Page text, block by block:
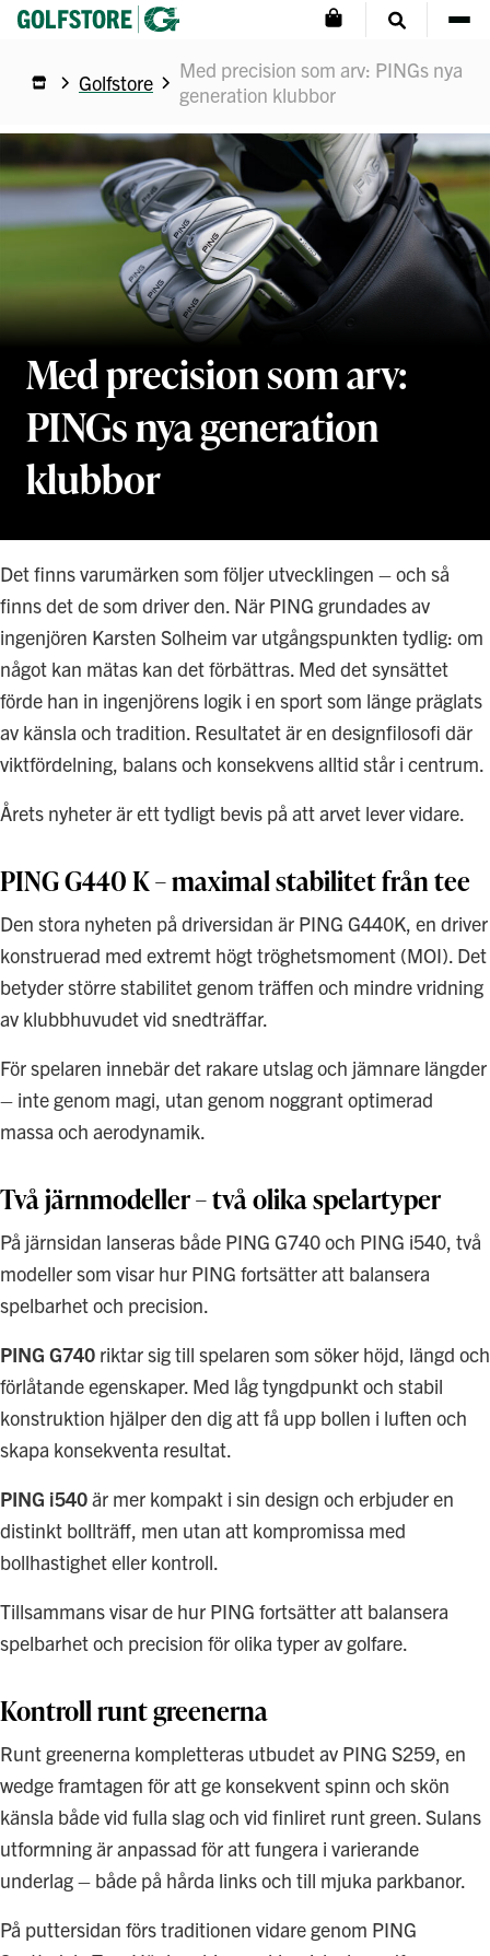
Golfstore
Med precision som arv: PINGs nya
generation klubbor
Med precision som arv:
PINGs nya generation
klubbor
Det finns varumärken som följer utvecklingen – och så
finns det de som driver den. När PING grundades av
ingenjören Karsten Solheim var utgångspunkten tydlig: om
något kan mätas kan det förbättras. Med det synsättet
förde han in ingenjörens logik i en sport som länge präglats
av känsla och tradition. Resultatet är en designfilosofi där
viktfördelning, balans och konsekvens alltid står i centrum.
Årets nyheter är ett tydligt bevis på att arvet lever vidare.
PING G440 K – maximal stabilitet från tee
Den stora nyheten på driversidan är PING G440K, en driver
konstruerad med extremt högt tröghetsmoment (MOI). Det
betyder större stabilitet genom träffen och mindre vridning
av klubbhuvudet vid snedträffar.
För spelaren innebär det rakare utslag och jämnare längder
– inte genom magi, utan genom noggrant optimerad
massa och aerodynamik.
Två järnmodeller – två olika spelartyper
På järnsidan lanseras både PING G740 och PING i540, två
modeller som visar hur PING fortsätter att balansera
spelbarhet och precision.
PING G740 riktar sig till spelaren som söker höjd, längd och
förlåtande egenskaper. Med låg tyngdpunkt och stabil
konstruktion hjälper den dig att få upp bollen i luften och
skapa konsekventa resultat.
PING i540är mer kompakt i sin design och erbjuder en
distinkt bollträff, men utan att kompromissa med
bollhastighet eller kontroll.
Tillsammans visar de hur PING fortsätter att balansera
spelbarhet och precision för olika typer av golfare.
Kontroll runt greenerna
Runt greenerna kompletteras utbudet av PING S259, en
wedge framtagen för att ge konsekvent spinn och skön
känsla både vid fulla slag och vid finliret runt green. Sulans
utformning är anpassad för att fungera i varierande
underlag – både på hårda links och till mjuka parkbanor.
På puttersidan förs traditionen vidare genom PING